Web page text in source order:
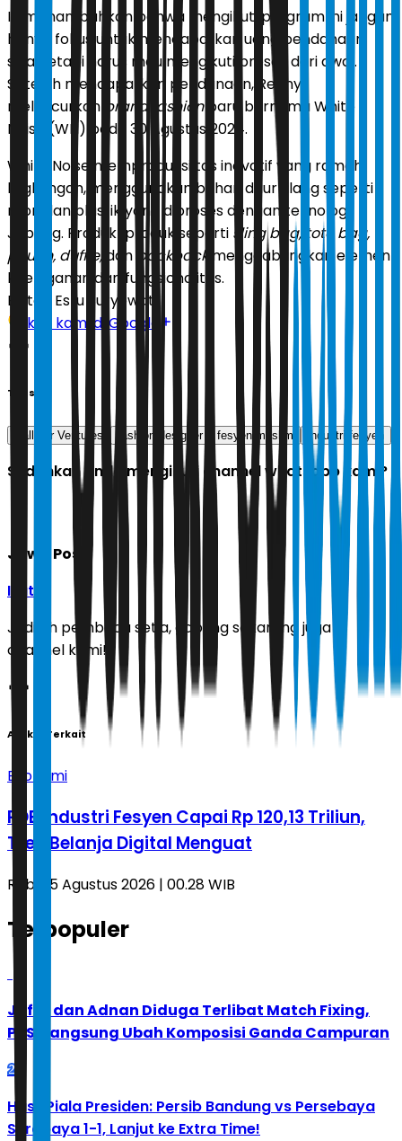
Ia menambahkan bahwa mengikuti program ini jangan
hanya fokus untuk mendapatkan uang pendanaan
saja, tetapi harus mau mengikuti proses dari awal.
Setelah mendapatkan pendanaan, Renny
meluncurkan brand fashionbaru bernama White
Noise (WN) pada 30 Agustus 2024.
White Noise memproduksi tas inovatif yang ramah
lingkungan, menggunakan bahan daur ulang seperti
nilon dan plastik yang diproses dengan teknologi
Jepang. Produk-produk seperti sling bag, tote bag,
pouch, duffle, danbackpack menggabungkan elemen
keeleganan dan fungsionalitas.
Editor: Estu Suryowati
Ikuti kami di Google
Tags
Hallmar Ventures fashion designer fesyen muslim industri fesyen
Sudahkah Anda mengikuti channel whatsapp kami?
Jawa Pos
Ikuti
Jadilah pembaca setia, gabung sekarang juga di
channel kami!
Artikel Terkait
Ekonomi
PDB Industri Fesyen Capai Rp 120,13 Triliun,
Tren Belanja Digital Menguat
Rabu, 5 Agustus 2026 | 00.28 WIB
Terpopuler
Jafar dan Adnan Diduga Terlibat Match Fixing,
PBSI Langsung Ubah Komposisi Ganda Campuran
2
Hasil Piala Presiden: Persib Bandung vs Persebaya
Surabaya 1-1, Lanjut ke Extra Time!